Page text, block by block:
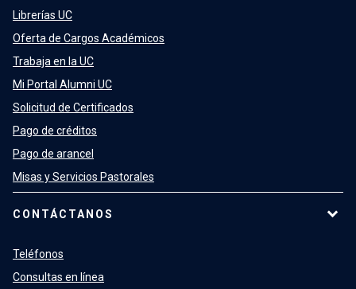
Librerías UC
Oferta de Cargos Académicos
Trabaja en la UC
Mi Portal Alumni UC
Solicitud de Certificados
Pago de créditos
Pago de arancel
Misas y Servicios Pastorales
CONTÁCTANOS
Teléfonos
Consultas en línea